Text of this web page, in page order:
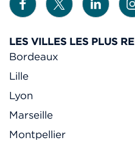
LES VILLES LES PLUS
Bordeaux
Lille
Lyon
Marseille
Montpellier